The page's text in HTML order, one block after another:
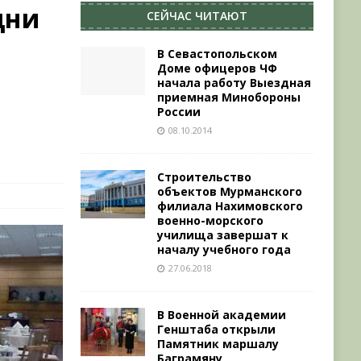
СЕЙЧАС ЧИТАЮТ
В Севастопольском
Доме офицеров ЧФ
начала работу Выездная
приемная Минобороны
России
08.10.2014
Строительство
объектов Мурманского
филиала Нахимовского
военно-морского
училища завершат к
началу учебного года
27.06.2018
В Военной академии
Генштаба открыли
Памятник маршалу